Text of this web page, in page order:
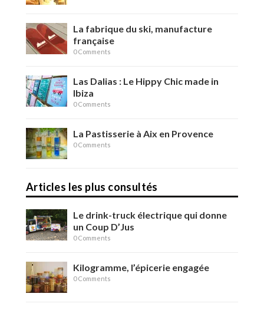
La fabrique du ski, manufacture
française
0 Comments
Las Dalias : Le Hippy Chic made in
Ibiza
0 Comments
La Pastisserie à Aix en Provence
0 Comments
Articles les plus consultés
Le drink-truck électrique qui donne
un Coup D’Jus
0 Comments
Kilogramme, l’épicerie engagée
0 Comments